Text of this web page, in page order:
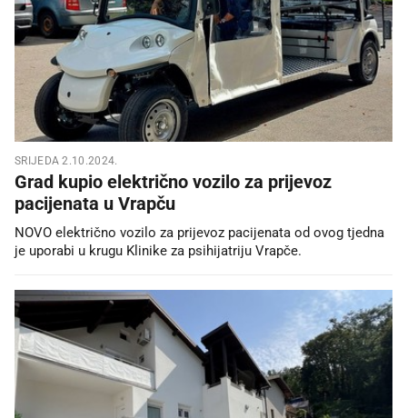
SRIJEDA 2.10.2024.
Grad kupio električno vozilo za prijevoz
pacijenata u Vrapču
NOVO električno vozilo za prijevoz pacijenata od ovog tjedna
je uporabi u krugu Klinike za psihijatriju Vrapče.